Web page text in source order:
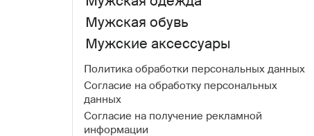
Мужская обувь
Мужские аксессуары
Политика обработки персональных данных
Согласие на обработку персональных
данных
Согласие на получение рекламной
информации